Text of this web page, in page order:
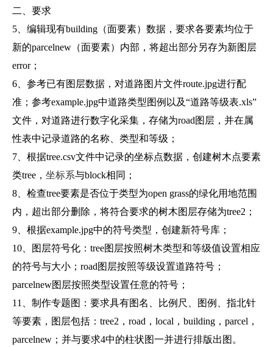
二、要求
5、编辑现有building（面要素）数据，要求各要素均位于
新的parcelnew（面要素）内部，将超出部分另存为新图层
error；
6、参考已有图层数据，对道路图片文件route.jpg进行配
准；参考example.jpg中道路类型图例以及“道路等级表.xls”
文件，对道路进行数字化采集，存储为road图层，并在属
性表中记录道路的名称、类型和等级；
7、根据tree.csv文件中记录的坐标点数据，创建树木点要素
类tree， 坐标系与block相同；
8、检查tree要素是否位于类型为open grass的绿化用地范围
内，超出部分删除，将符合要求的树木图层存储为tree2；
9、根据example.jpg中的符号类型，创建新符号库；
10、图层符号化：tree图层按照树木类型和等级值设置相应
的符号与大小；road图层按照等级设置道路符号；
parcelnew图层按照类型设置任意的符号；
11、制作专题图：要求具有图名、比例尺、图例、指北针
等要素，图层包括：tree2，road，local，building，parcel，
parcelnew；并与要求4中的柱状图一并进行排版出图。